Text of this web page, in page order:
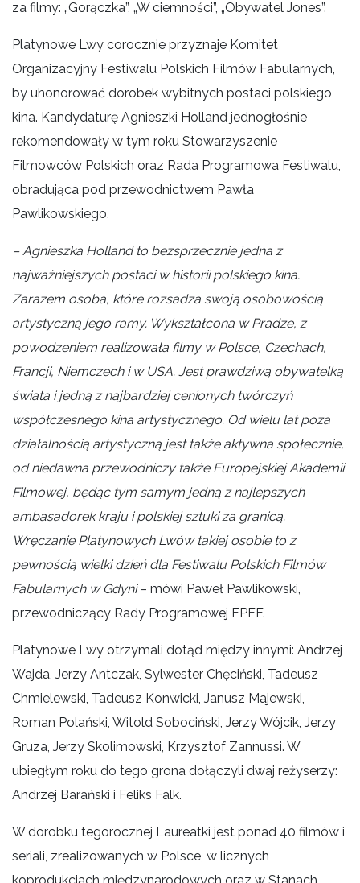
za filmy: „Gorączka”, „W ciemności”, „Obywatel Jones”.
Platynowe Lwy corocznie przyznaje Komitet
Organizacyjny Festiwalu Polskich Filmów Fabularnych,
by uhonorować dorobek wybitnych postaci polskiego
kina. Kandydaturę Agnieszki Holland jednogłośnie
rekomendowały w tym roku Stowarzyszenie
Filmowców Polskich oraz Rada Programowa Festiwalu,
obradująca pod przewodnictwem Pawła
Pawlikowskiego.
– Agnieszka Holland to bezsprzecznie jedna z
najważniejszych postaci w historii polskiego kina.
Zarazem osoba, które rozsadza swoją osobowością
artystyczną jego ramy. Wykształcona w Pradze, z
powodzeniem realizowała filmy w Polsce, Czechach,
Francji, Niemczech i w USA. Jest prawdziwą obywatelką
świata i jedną z najbardziej cenionych twórczyń
współczesnego kina artystycznego. Od wielu lat poza
działalnością artystyczną jest także aktywna społecznie,
od niedawna przewodniczy także Europejskiej Akademii
Filmowej, będąc tym samym jedną z najlepszych
ambasadorek kraju i polskiej sztuki za granicą.
Wręczanie Platynowych Lwów takiej osobie to z
pewnością wielki dzień dla Festiwalu Polskich Filmów
Fabularnych w Gdyni– mówi Paweł Pawlikowski,
przewodniczący Rady Programowej FPFF.
Platynowe Lwy otrzymali dotąd między innymi: Andrzej
Wajda, Jerzy Antczak, Sylwester Chęciński, Tadeusz
Chmielewski, Tadeusz Konwicki, Janusz Majewski,
Roman Polański, Witold Sobociński, Jerzy Wójcik, Jerzy
Gruza, Jerzy Skolimowski, Krzysztof Zannussi. W
ubiegłym roku do tego grona dołączyli dwaj reżyserzy:
Andrzej Barański i Feliks Falk.
W dorobku tegorocznej Laureatki jest ponad 40 filmów i
seriali, zrealizowanych w Polsce, w licznych